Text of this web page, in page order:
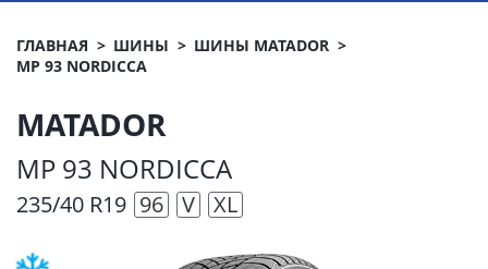
ГЛАВНАЯ ШИНЫ
ШИНЫ MATADOR
MP 93 NORDICCA
MATADOR
MP 93 NORDICCA
235/40 R19 96 V XL